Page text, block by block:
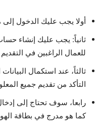
أولا يجب عليك الدخول إلى
ثانياً: يجب عليك إنشاء
للعمال الراغبين في
ثالثاً، عند استكمال
التأكد من تقديم جميع
رابعا، سوف تحتاج إلى
كما هو مدرج في بطاقة